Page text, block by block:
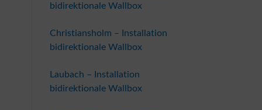
bidirektionale Wallbox
Christiansholm – Installation
bidirektionale Wallbox
Laubach – Installation
bidirektionale Wallbox